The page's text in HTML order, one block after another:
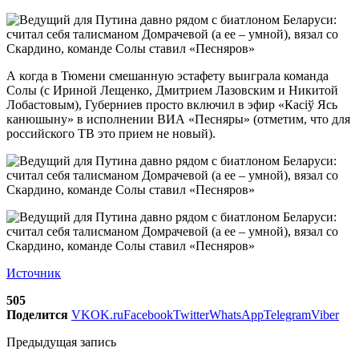
А когда в Тюмени смешанную эстафету выиграла команда
Солы (с Ириной Лещенко, Дмитрием Лазовским и Никитой
Лобастовым), Губерниев просто включил в эфир «Касiў Ясь
канюшыну» в исполнении ВИА «Песняры» (отметим, что для
российского ТВ это прием не новый).
Источник
505
Поделится VKOK.ruFacebookTwitterWhatsAppTelegramViber
Предыдущая запись